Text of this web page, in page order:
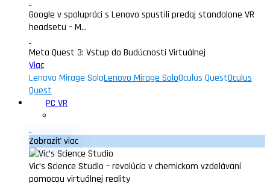
Google v spolupráci s Lenovo spustili predaj standalone VR
headsetu – M...
Meta Quest 3: Vstup do Budúcnosti Virtuálnej
Viac
Lenovo Mirage SoloLenovo Mirage SoloOculus QuestOculus
Quest
PC VR
Zobraziť viac
Vic’s Science Studio – revolúcia v chemickom vzdelávaní
pomocou virtuálnej reality